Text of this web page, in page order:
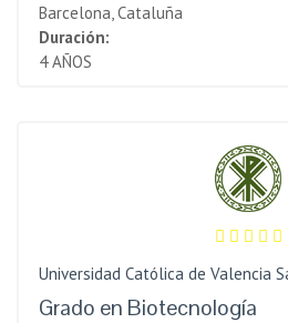
Barcelona, Cataluña
Duración:
4 AÑOS
Universidad Católica de Valencia
Grado en Biotecnología